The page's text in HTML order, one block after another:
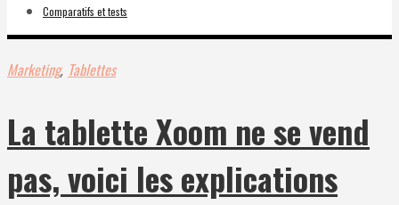
Comparatifs et tests
Marketing, Tablettes
La tablette Xoom ne se vend
pas, voici les explications